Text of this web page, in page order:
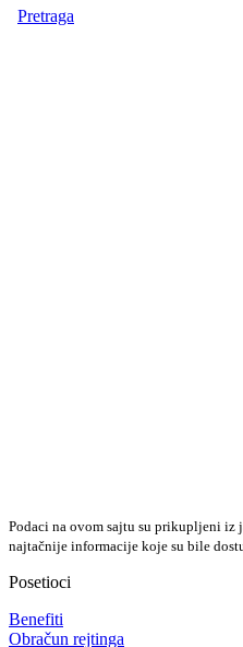
Pretraga
Podaci na ovom sajtu su prikupljeni iz
najtačnije informacije koje su bile
Posetioci
Benefiti
Obračun rejtinga